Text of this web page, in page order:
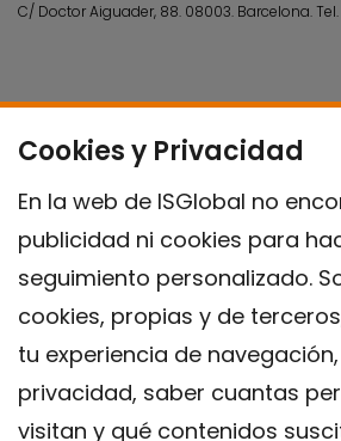
Cookies y Privacidad
En la web de ISGlobal no
publicidad ni cookies para
seguimiento personalizado.
cookies, propias y de
tu experiencia de
privacidad, saber cuantas
visitan y qué contenidos
C/ Doctor Aiguader, 88. 08003. Barcelona.Tel.